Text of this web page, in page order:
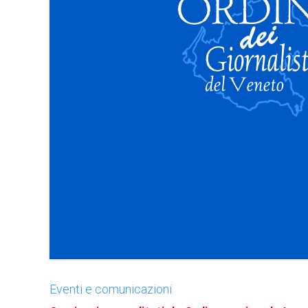
Eventi e comunicazioni